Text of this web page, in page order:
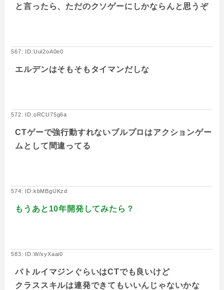
と言ったら、ただのクソゲーにしかならんと思うぞ
567: ID:Uul2oA0e0
エルデンはそもそもタイマンだしな
572: ID:oRCU75g6a
CTゲーで強行動すれないブルプロはアクションゲー
ムとして間違ってる
574: ID:kbMBgUKzd
もうあと10年開発してみたら？
583: ID:W/xyXaai0
バトルイマジンぐらいはCTでも良いけど
クラススキルは連発できてもいいんじゃないかな